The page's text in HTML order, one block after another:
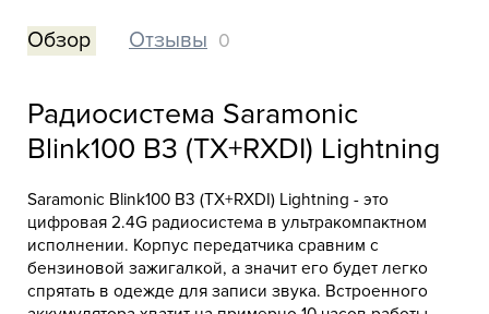
Обзор Отзывы 0
Радиосистема Saramonic
Blink100 B3 (TX+RXDI) Lightning
Saramonic Blink100 B3 (TX+RXDI) Lightning - это
цифровая 2.4G радиосистема в ультракомпактном
исполнении. Корпус передатчика сравним с
бензиновой зажигалкой, а значит его будет легко
спрятать в одежде для записи звука. Встроенного